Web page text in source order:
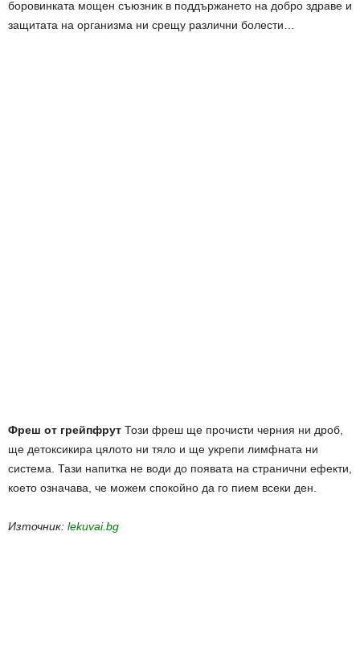
боровинката мощен съюзник в поддържането на добро здраве и
защитата на организма ни срещу различни болести…
Фреш от грейпфрут Този фреш ще прочисти черния ни дроб,
ще детоксикира цялото ни тяло и ще укрепи лимфната ни
система. Тази напитка не води до появата на странични ефекти,
което означава, че можем спокойно да го пием всеки ден.
Източник: lekuvai.bg